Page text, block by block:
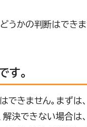
かの判断はでき
す。
きません。まずは
解決できない場合は